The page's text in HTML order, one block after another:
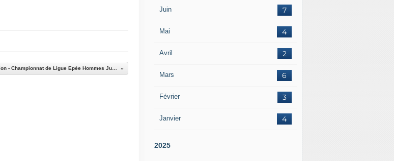
Juin 7
Mai 4
Avril 2
Mars 6
Février 3
Janvier 4
2025